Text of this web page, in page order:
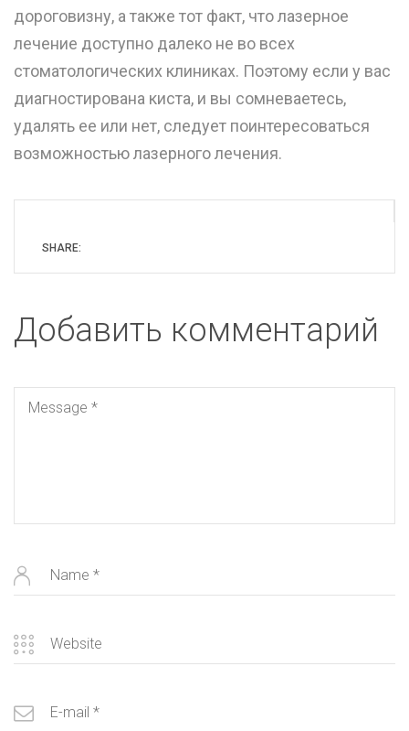
дороговизну, а также тот факт, что лазерное
лечение доступно далеко не во всех
стоматологических клиниках. Поэтому если у вас
диагностирована киста, и вы сомневаетесь,
удалять ее или нет, следует поинтересоваться
возможностью лазерного лечения.
SHARE:
Добавить комментарий